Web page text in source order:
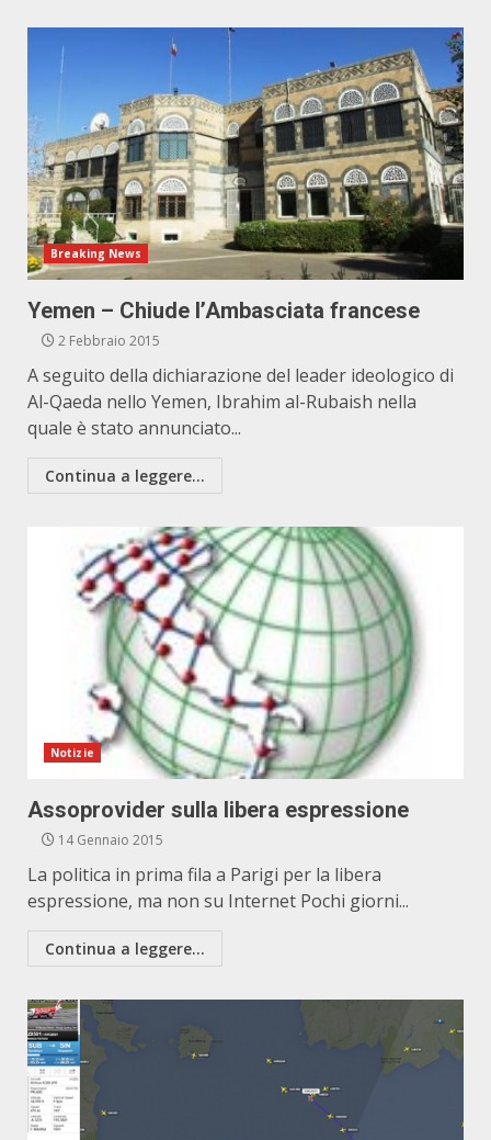
Breaking News
Yemen – Chiude l’Ambasciata francese
2 Febbraio 2015
A seguito della dichiarazione del leader ideologico di
Al-Qaeda nello Yemen, Ibrahim al-Rubaish nella
quale è stato annunciato...
Continua a leggere...
Notizie
Assoprovider sulla libera espressione
14 Gennaio 2015
La politica in prima fila a Parigi per la libera
espressione, ma non su Internet Pochi giorni...
Continua a leggere...